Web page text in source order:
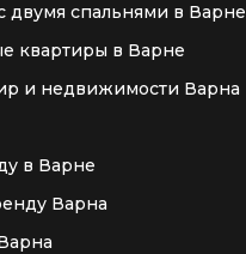
двумя спальнями в Варне
квартиры в Варне
и недвижимости Варна
в Варне
Варна